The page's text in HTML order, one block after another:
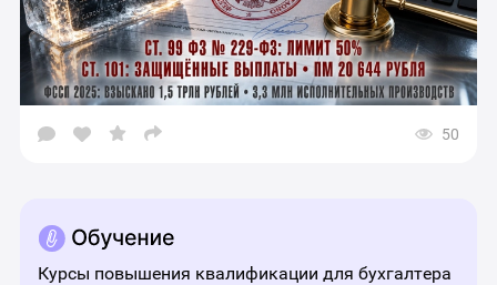
Открыть
шаринга
50
Курсы повышения квалификации для бухгалтера